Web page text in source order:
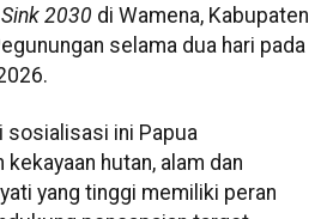
2030 di Wamena, Kabupaten
selama dua hari pada
sosialisasi ini Papua
hutan, alam dan
yang tinggi memiliki peran